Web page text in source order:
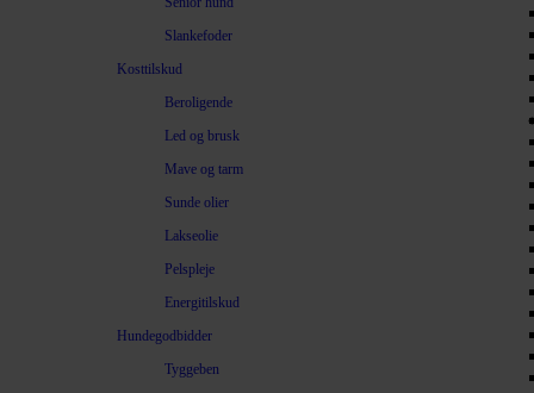
Slankefoder
Kosttilskud
Beroligende
Led og brusk
Mave og tarm
Sunde olier
Lakseolie
Pelspleje
Energitilskud
Hundegodbidder
Tyggeben